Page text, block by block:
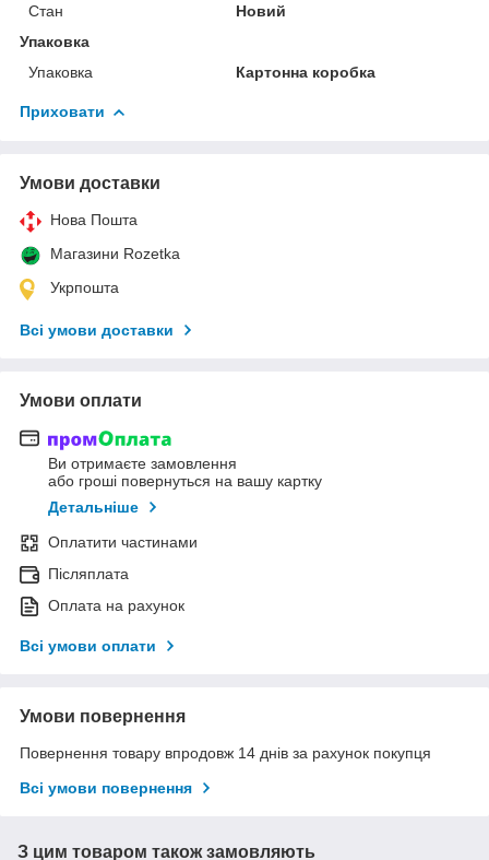
Стан
Новий
Упаковка
Упаковка
Картонна коробка
Приховати
Умови доставки
Нова Пошта
Магазини Rozetka
Укрпошта
Всі умови доставки
Умови оплати
Ви отримаєте замовлення
або гроші повернуться на вашу картку
Детальніше
Оплатити частинами
Післяплата
Оплата на рахунок
Всі умови оплати
Умови повернення
Повернення товару впродовж 14 днів за рахунок покупця
Всі умови повернення
З цим товаром також замовляють